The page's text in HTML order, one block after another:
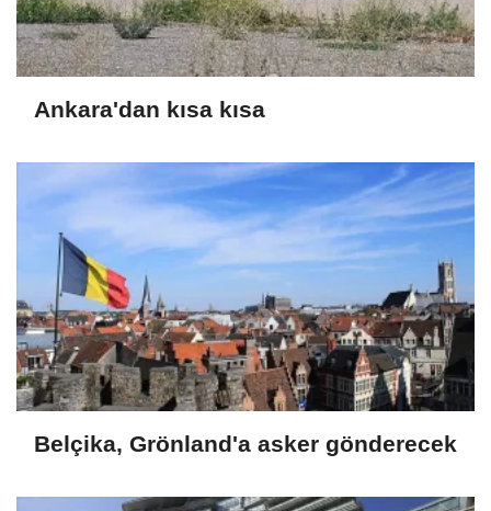
Ankara'dan kısa kısa
Belçika, Grönland'a asker gönderecek